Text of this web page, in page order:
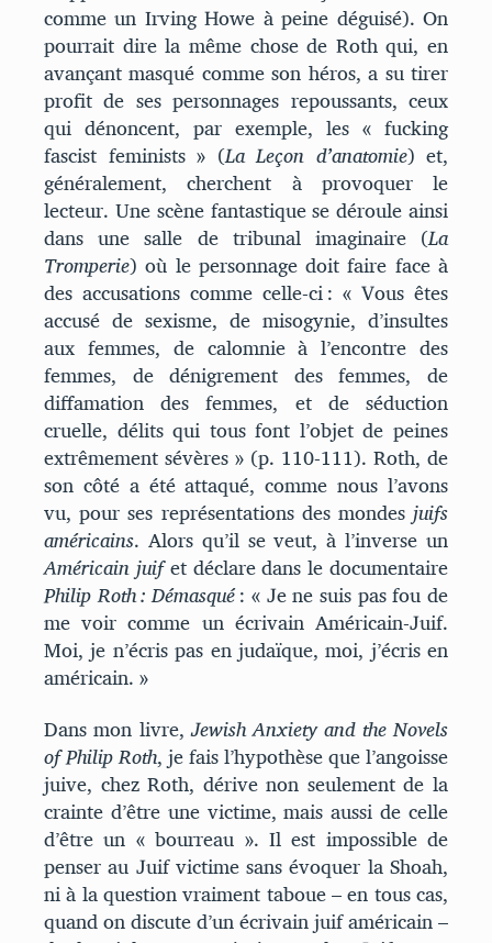
comme un Irving Howe à peine déguisé). On
pourrait dire la même chose de Roth qui, en
avançant masqué comme son héros, a su tirer
profit de ses personnages repoussants, ceux
qui dénoncent, par exemple, les « fucking
fascist feminists » (La Leçon d’anatomie) et,
généralement, cherchent à provoquer le
lecteur. Une scène fantastique se déroule ainsi
dans une salle de tribunal imaginaire (La
Tromperie) où le personnage doit faire face à
des accusations comme celle-ci : « Vous êtes
accusé de sexisme, de misogynie, d’insultes
aux femmes, de calomnie à l’encontre des
femmes, de dénigrement des femmes, de
diffamation des femmes, et de séduction
cruelle, délits qui tous font l’objet de peines
extrêmement sévères » (p. 110-111). Roth, de
son côté a été attaqué, comme nous l’avons
vu, pour ses représentations des mondesjuifs
américains. Alors qu’il se veut, à l’inverse un
Américain juifet déclare dans le documentaire
Philip Roth : Démasqué: « Je ne suis pas fou de
me voir comme un écrivain Américain-Juif.
Moi, je n’écris pas en judaïque, moi, j’écris en
américain. »
Dans mon livre,Jewish Anxiety and the Novels
of Philip Roth, je fais l’hypothèse que l’angoisse
juive, chez Roth, dérive non seulement de la
crainte d’être une victime, mais aussi de celle
d’être un « bourreau ». Il est impossible de
penser au Juif victime sans évoquer la Shoah,
ni à la question vraiment taboue – en tous cas,
quand on discute d’un écrivain juif américain –